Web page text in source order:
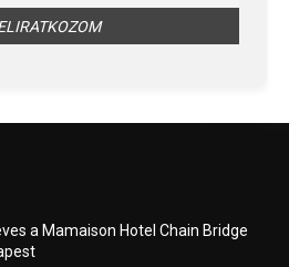
a Mamaison Hotel Chain Bridge